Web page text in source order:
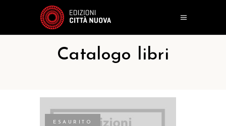
Catalogo libri
ESAURITO